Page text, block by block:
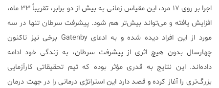
اجرا بر روی ۱۷ مرد، این مقیاس زمانی به بیش از دو برابر، تقریباً ۳۳ ماه،
افزایش یافته و می‌تواند بیش‌تر هم شود. پیشرفت سرطان تنها در سه
مورد از این افراد دیده شده و به ادعای Gatenby برخی نیز تاکنون
چهارسال بدون هیچ اثری از پیشرفت سرطان، به زندگی خود ادامه
داده‌اند. این نتایج به قدری مؤثر بوده که تیم تحقیقاتی کارآزمایی
بزرگ‌تری را آغاز کرده و قصد دارد این استراتژی درمانی را در جهت درمان